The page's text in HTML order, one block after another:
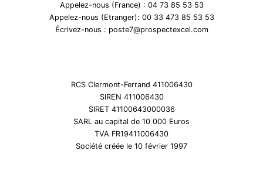
Appelez-nous (France) : 04 73 85 53 53
Appelez-nous (Etranger): 00 33 473 85 53 53
Écrivez-nous : poste7@prospectexcel.com
RCS Clermont-Ferrand 411006430
SIREN 411006430
SIRET 41100643000036
SARL au capital de 10 000 Euros
TVA FR19411006430
Société créée le 10 février 1997